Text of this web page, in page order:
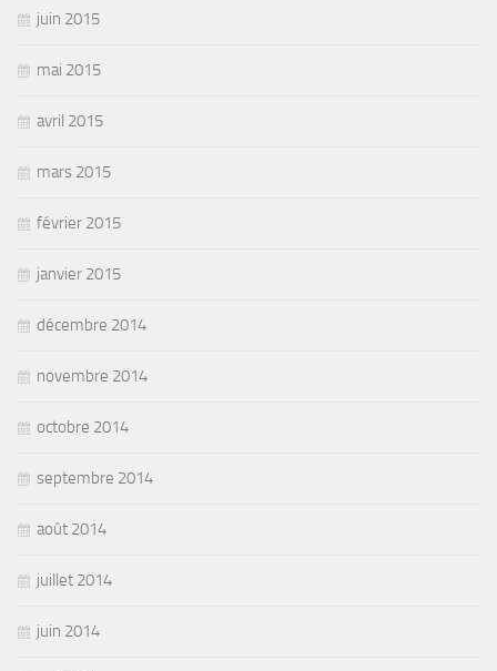
juin 2015
mai 2015
avril 2015
mars 2015
février 2015
janvier 2015
décembre 2014
novembre 2014
octobre 2014
septembre 2014
août 2014
juillet 2014
juin 2014